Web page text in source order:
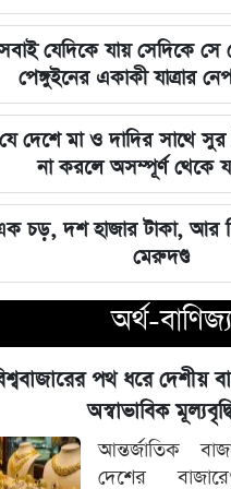
বিশ্ববাজারের পথ ধরে
স্বর্ণের অস্বাভাবিক
গ্যাস ও বিদ্যুৎ সংকট
আশার খবর দিলেন
নদীদূষণ দূর করতে না
প্রজন্মের কাছে জবাব দিতে হবে:
তারেক রহমান
ফ্যাসিবাদবিরোধী সব শক্তির
বজায় রাখা এখন সময়ের
আমিন
ইতিহাসের মালিকানা কারও
আগস্টের বিজয় সাধারণ
যেদিকে যায় সেদিকে সে
পেঙ্গুইনের একাকী যাত্রার
যে দেশে মা ও দাদির সাথে সুর
না করলে অসম্পূর্ণ থেকে
চড়, দশ হাজার টাকা, আর
মেরুদণ্ড
অর্থ-
পথ ধরে দেশীয়
অস্বাভাবিক
আন্তর্জাতিক
দেশের